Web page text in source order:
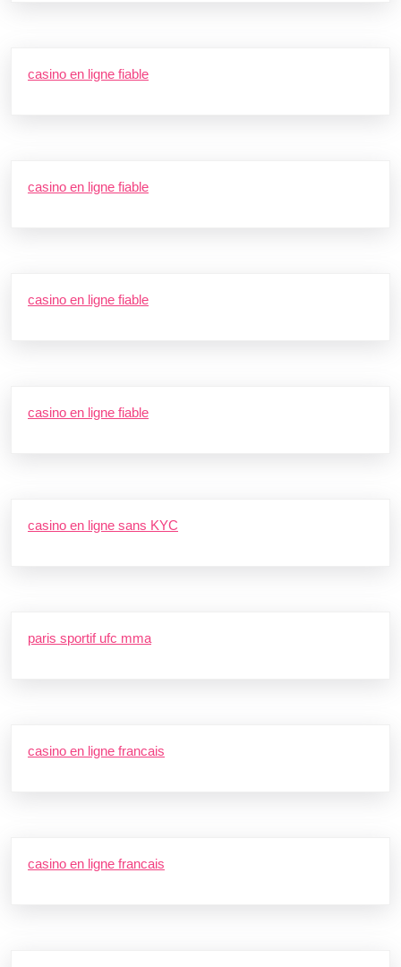
casino en ligne fiable
casino en ligne fiable
casino en ligne fiable
casino en ligne fiable
casino en ligne sans KYC
paris sportif ufc mma
casino en ligne francais
casino en ligne francais